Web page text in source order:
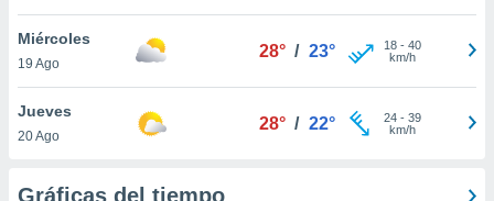
de
traten tus
en
interés
su
Miércoles
19 Ago
28° / 23° 18- 40
km/h
Jueves
20 Ago
28° / 22° 24- 39
km/h
Gráficas del tiempo